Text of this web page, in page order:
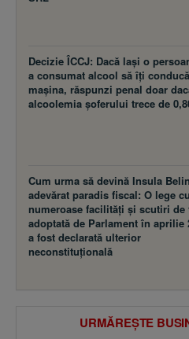
Decizie ÎCCJ: Dacă laşi o
a consumat alcool să îţi conducă
maşina, răspunzi penal doar
alcoolemia şoferului trece de
Cum urma să devină Insula
adevărat paradis fiscal: O lege cu
numeroase facilităţi şi scutiri de
adoptată de Parlament în aprilie
a fost declarată ulterior
neconstituţională
URMĂREȘTE